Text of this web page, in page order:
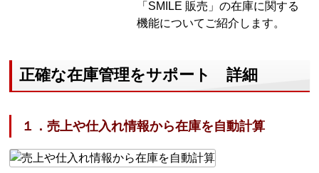
「SMILE 販売」の在庫に関する
機能についてご紹介します。
正確な在庫管理をサポート 詳細
１．売上や仕入れ情報から在庫を自動計算